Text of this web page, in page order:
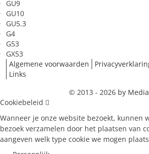
GU9
GU10
GU5.3
G4
G53
GX53
Algemene voorwaarden
Links
© 2013 - 2026 by
Cookiebeleid
Wanneer je onze website bezoekt, kunnen
bezoek verzamelen door het plaatsen van
aangeven welk type cookie we mogen